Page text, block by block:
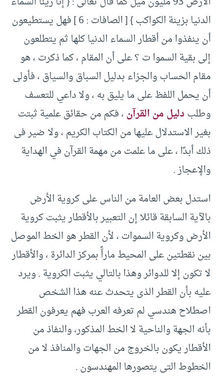
الدنيا بزينة الكواكب } ‏[‏ الصافات :‏ ‏6 ]‏ فهل يستطيعون
أن ينفذوا من أقطار السماء الدنيا كلها ثم يتطلعون
إلى بقية السموا ت ؟ على أن المقام ، كما ذكرت ، هو
مقام الحساب والجزاء بدليل السباق والسياق ، فأولى
أن يحمل اللفظ على ما يليق به ، ولا داعي للتعسف
وطلبدليل من القرآن، فكم من حقائق علمية ثبتت
بغير الاستدلال عليها من الكتاب الكريم ، ولا ضير فى
ذلك أبدًا ، على ما علمت من مهمة القرآن في الهداية
والإعجاز .‏
استدل بعض العامة من الناس على كروية الأرض
بالآية السابقة قائلا إن التعبير بالأقطار يثبت كروية
الأرض وكروية السموات ، لأن القطر هو الخط الموصل
بين نقطتين على المحيط ماراًّ بمركز الدائرة ، والأقطار
لا تكون إلا للدوائر وهذا بالتالي يثبت الكروية .‏ ويرد
عليه بأن القطر الذى يتحدث عنه هذا الشخص
اصطلاح هندسي لم تعرفه العرب فهم يعرفون القطر
بأنه الجهة والناحية لا الخط المذكور، والنفاذ من
الأقطار يكون بالخروج من الجهات والمنافذ لا من
الخطوط التى يتصورها المهندسون .‏